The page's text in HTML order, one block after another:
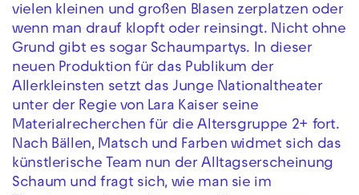
vielen kleinen und großen Blasen zerplatzen oder
wenn man drauf klopft oder reinsingt. Nicht ohne
Grund gibt es sogar Schaumpartys. In dieser
neuen Produktion für das Publikum der
Allerkleinsten setzt das Junge Nationaltheater
unter der Regie von Lara Kaiser seine
Materialrecherchen für die Altersgruppe 2+ fort.
Nach Bällen, Matsch und Farben widmet sich das
künstlerische Team nun der Alltagserscheinung
Schaum und fragt sich, wie man sie im